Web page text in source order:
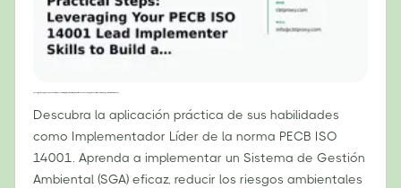
Descubra la aplicación práctica de sus habilidades
como Implementador Líder de la norma PECB ISO
14001. Aprenda a implementar un Sistema de Gestión
Ambiental (SGA) eficaz, reducir los riesgos ambientales